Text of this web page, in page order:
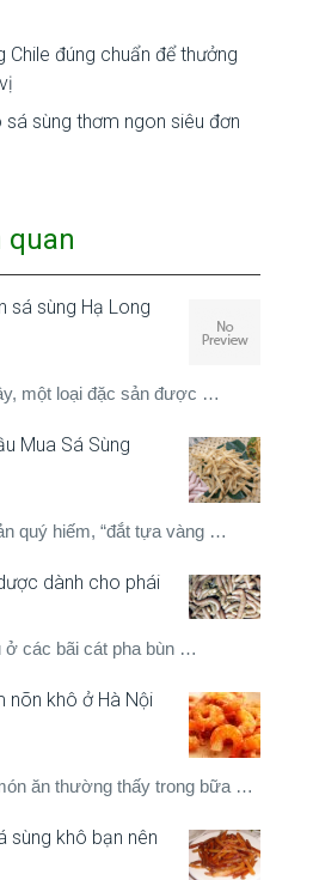
Chile đúng chuẩn để thưởng
sùng thơm ngon siêu đơn
quan
sá sùng Hạ Long
một loại đặc sản được …
Mua Sá Sùng
quý hiếm, “đắt tựa vàng …
dành cho phái
ở các bãi cát pha bùn …
khô ở Hà Nội
ăn thường thấy trong bữa …
sùng khô bạn nên